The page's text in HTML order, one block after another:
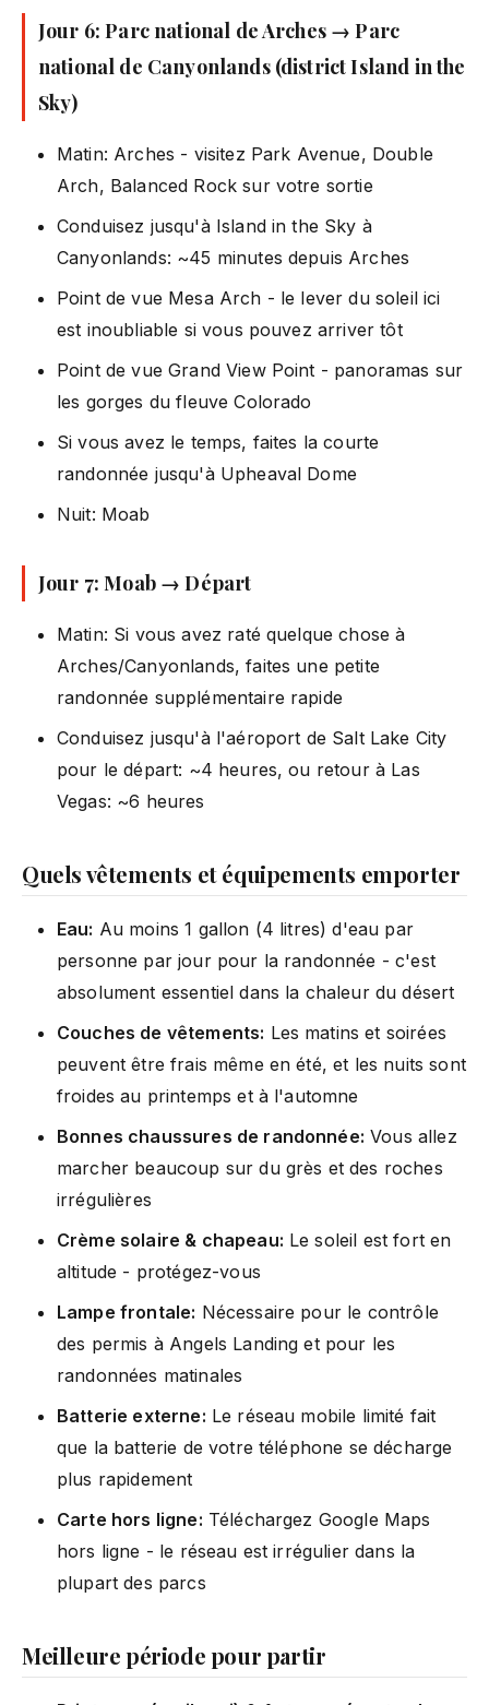
Jour 6: Parc national de Arches → Parc
national de Canyonlands (district Island in the
Sky)
Matin: Arches - visitez Park Avenue, Double
Arch, Balanced Rock sur votre sortie
Conduisez jusqu'à Island in the Sky à
Canyonlands: ~45 minutes depuis Arches
Point de vue Mesa Arch - le lever du soleil ici
est inoubliable si vous pouvez arriver tôt
Point de vue Grand View Point - panoramas sur
les gorges du fleuve Colorado
Si vous avez le temps, faites la courte
randonnée jusqu'à Upheaval Dome
Nuit: Moab
Jour 7: Moab → Départ
Matin: Si vous avez raté quelque chose à
Arches/Canyonlands, faites une petite
randonnée supplémentaire rapide
Conduisez jusqu'à l'aéroport de Salt Lake City
pour le départ: ~4 heures, ou retour à Las
Vegas: ~6 heures
Quels vêtements et équipements emporter
Eau: Au moins 1 gallon (4 litres) d'eau par
personne par jour pour la randonnée - c'est
absolument essentiel dans la chaleur du désert
Couches de vêtements: Les matins et soirées
peuvent être frais même en été, et les nuits sont
froides au printemps et à l'automne
Bonnes chaussures de randonnée: Vous allez
marcher beaucoup sur du grès et des roches
irrégulières
Crème solaire & chapeau: Le soleil est fort en
altitude - protégez-vous
Lampe frontale: Nécessaire pour le contrôle
des permis à Angels Landing et pour les
randonnées matinales
Batterie externe: Le réseau mobile limité fait
que la batterie de votre téléphone se décharge
plus rapidement
Carte hors ligne: Téléchargez Google Maps
hors ligne - le réseau est irrégulier dans la
plupart des parcs
Meilleure période pour partir